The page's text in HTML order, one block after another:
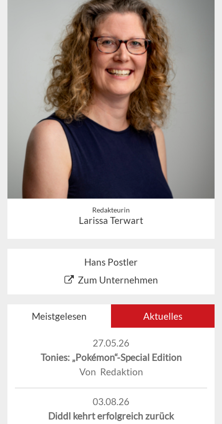
Redakteurin
Larissa Terwart
Hans Postler
Zum Unternehmen
Meistgelesen Aktuelles
27.05.26
Tonies: „Pokémon“-Special Edition
Von Redaktion
03.08.26
Diddl kehrt erfolgreich zurück